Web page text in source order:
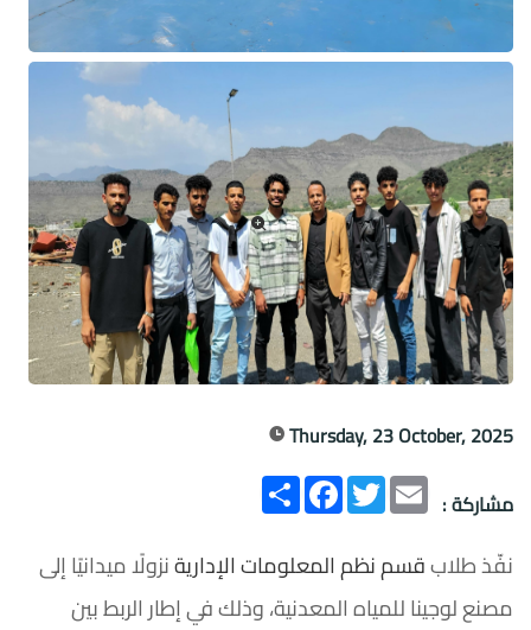
Thursday, 23 October, 2025
مشاركة :
انشر
FacebookTwitter Email
نفّذ طلابقسم نظم المعلومات الإداريةنزولًا ميدانيًا إلى
مصنع لوجينا للمياه المعدنية، وذلك في إطار الربط بين